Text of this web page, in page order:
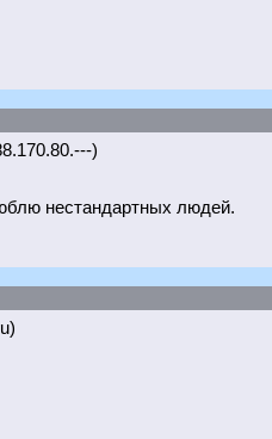
)
нестандартных людей.